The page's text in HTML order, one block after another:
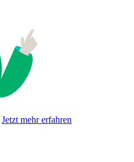
Jetzt mehr erfahren